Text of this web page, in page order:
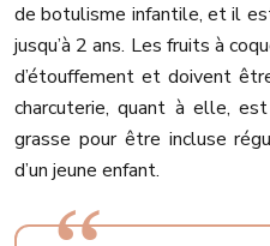
de botulisme infantile, et il
jusqu’à 2 ans. Les fruits à
d’étouffement et doivent
charcuterie, quant à elle,
grasse pour être incluse
d’un jeune enfant.